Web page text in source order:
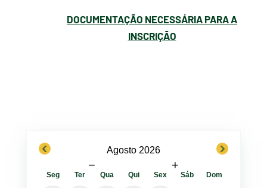
DOCUMENTAÇÃO NECESSÁRIA PARA A
INSCRIÇÃO
previous Agosto 2026
− +
next
Seg Ter Qua Qui Sex Sáb Dom